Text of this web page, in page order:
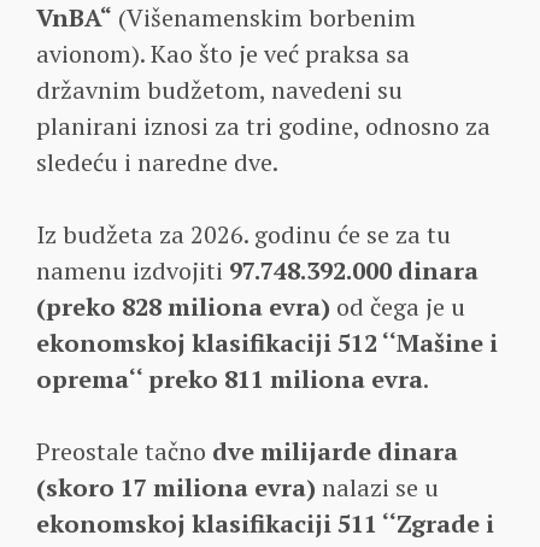
VnBA“ (Višenamenskim borbenim
avionom). Kao što je već praksa sa
državnim budžetom, navedeni su
planirani iznosi za tri godine, odnosno za
sledeću i naredne dve.
Iz budžeta za 2026. godinu će se za tu
namenu izdvojiti 97.748.392.000 dinara
(preko 828 miliona evra) od čega je u
ekonomskoj klasifikaciji 512 ‘‘Mašine i
oprema‘‘ preko 811 miliona evra.
Preostale tačno dve milijarde dinara
(skoro 17 miliona evra) nalazi se u
ekonomskoj klasifikaciji 511 ‘‘Zgrade i